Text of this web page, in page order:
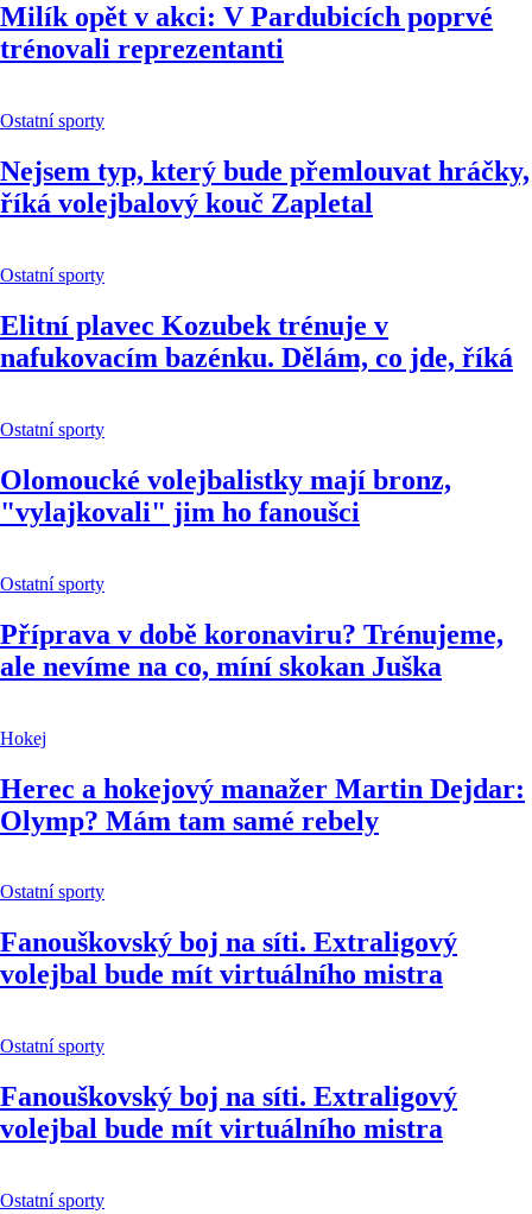
Milík opět v akci: V Pardubicích poprvé
trénovali reprezentanti
Ostatní sporty
Nejsem typ, který bude přemlouvat hráčky,
říká volejbalový kouč Zapletal
Ostatní sporty
Elitní plavec Kozubek trénuje v
nafukovacím bazénku. Dělám, co jde, říká
Ostatní sporty
Olomoucké volejbalistky mají bronz,
"vylajkovali" jim ho fanoušci
Ostatní sporty
Příprava v době koronaviru? Trénujeme,
ale nevíme na co, míní skokan Juška
Hokej
Herec a hokejový manažer Martin Dejdar:
Olymp? Mám tam samé rebely
Ostatní sporty
Fanouškovský boj na síti. Extraligový
volejbal bude mít virtuálního mistra
Ostatní sporty
Fanouškovský boj na síti. Extraligový
volejbal bude mít virtuálního mistra
Ostatní sporty